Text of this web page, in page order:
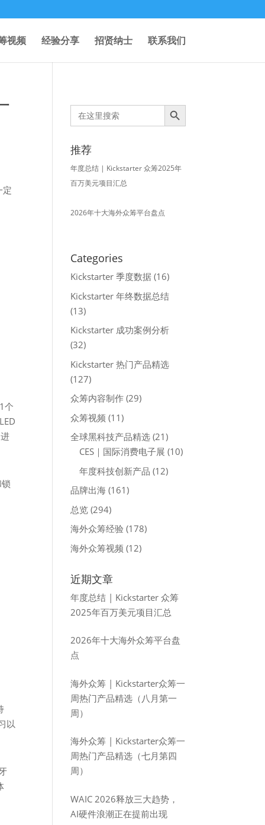
视频 经验分享 招贤纳士 联系我们
定
个
以
Search
for:
Search Button
推荐
年度总结 | Kickstarter 众筹2025年
百万美元项目汇总
2026年十大海外众筹平台盘点
Categories
Kickstarter 季度数据 (16)
Kickstarter 年终数据总结
(13)
Kickstarter 成功案例分析
(32)
Kickstarter 热门产品精选
(127)
众筹内容制作 (29)
众筹视频 (11)
全球黑科技产品精选 (21)
CES｜国际消费电子展 (10)
年度科技创新产品 (12)
品牌出海 (161)
总览 (294)
海外众筹经验 (178)
海外众筹视频 (12)
近期文章
年度总结 | Kickstarter 众筹
2025年百万美元项目汇总
2026年十大海外众筹平台盘
点
海外众筹 | Kickstarter众筹一
周热门产品精选（八月第一
周）
海外众筹 | Kickstarter众筹一
周热门产品精选（七月第四
周）
WAIC 2026释放三大趋势，
AI硬件浪潮正在提前出现